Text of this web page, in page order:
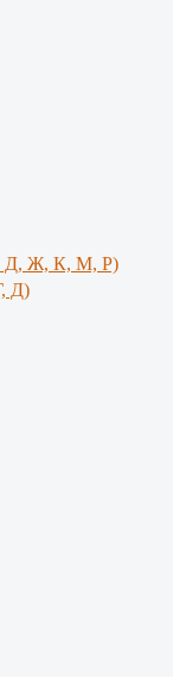
Д, Ж, К, М, Р)
Д)